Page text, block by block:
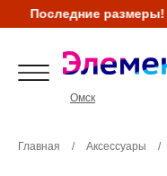
Последние
Омск
Главная / Аксессуары /